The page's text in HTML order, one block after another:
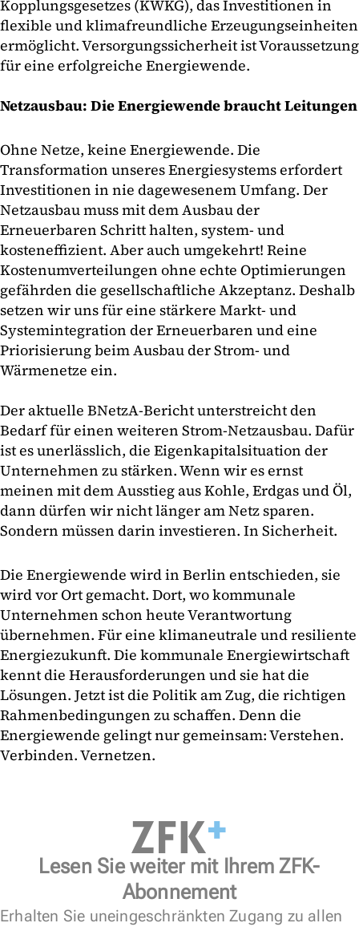
Kopplungsgesetzes (KWKG), das Investitionen in
flexible und klimafreundliche Erzeugungseinheiten
ermöglicht. Versorgungssicherheit ist Voraussetzung
für eine erfolgreiche Energiewende.
Netzausbau: Die Energiewende braucht Leitungen
Ohne Netze, keine Energiewende. Die
Transformation unseres Energiesystems erfordert
Investitionen in nie dagewesenem Umfang. Der
Netzausbau muss mit dem Ausbau der
Erneuerbaren Schritt halten, system- und
kosteneffizient. Aber auch umgekehrt! Reine
Kostenumverteilungen ohne echte Optimierungen
gefährden die gesellschaftliche Akzeptanz. Deshalb
setzen wir uns für eine stärkere Markt- und
Systemintegration der Erneuerbaren und eine
Priorisierung beim Ausbau der Strom- und
Wärmenetze ein.
Der aktuelle BNetzA-Bericht unterstreicht den
Bedarf für einen weiteren Strom-Netzausbau. Dafür
ist es unerlässlich, die Eigenkapitalsituation der
Unternehmen zu stärken. Wenn wir es ernst
meinen mit dem Ausstieg aus Kohle, Erdgas und Öl,
dann dürfen wir nicht länger am Netz sparen.
Sondern müssen darin investieren. In Sicherheit.
Die Energiewende wird in Berlin entschieden, sie
wird vor Ort gemacht. Dort, wo kommunale
Unternehmen schon heute Verantwortung
übernehmen. Für eine klimaneutrale und resiliente
Energiezukunft. Die kommunale Energiewirtschaft
kennt die Herausforderungen und sie hat die
Lösungen. Jetzt ist die Politik am Zug, die richtigen
Rahmenbedingungen zu schaffen. Denn die
Energiewende gelingt nur gemeinsam: Verstehen.
Verbinden. Vernetzen.
Lesen Sie weiter mit Ihrem ZFK-
Abonnement
Erhalten Sie uneingeschränkten Zugang zu allen